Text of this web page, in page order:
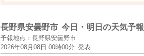
長野県安曇野市 今日・明日の天気予報
予報地点：長野県安曇野市
2026年08月08日 00時00分 発表